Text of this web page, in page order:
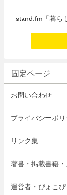
stand.fm「暮ら
固定ページ
お問い合わせ
プライバシーポリ
リンク集
著書・掲載書籍
運営者・ぴょこ